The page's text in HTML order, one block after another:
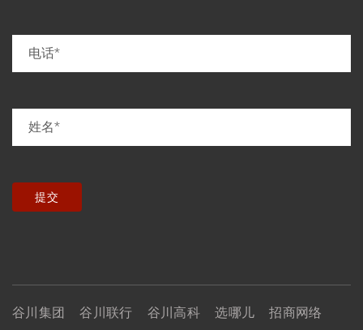
提交
谷川集团 谷川联行 谷川高科 选哪儿 招商网络